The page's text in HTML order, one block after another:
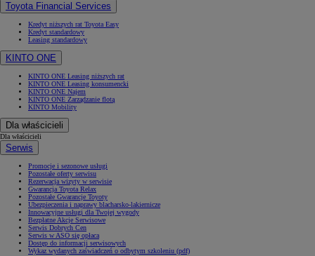
Toyota Financial Services
Kredyt niższych rat Toyota Easy
Kredyt standardowy
Leasing standardowy
KINTO ONE
KINTO ONE Leasing niższych rat
KINTO ONE Leasing konsumencki
KINTO ONE Najem
KINTO ONE Zarządzanie flotą
KINTO Mobility
Dla właścicieli
Dla właścicieli
Serwis
Promocje i sezonowe usługi
Pozostałe oferty serwisu
Rezerwacja wizyty w serwisie
Gwarancja Toyota Relax
Pozostałe Gwarancje Toyoty
Ubezpieczenia i naprawy blacharsko-lakiernicze
Innowacyjne usługi dla Twojej wygody
Bezpłatne Akcje Serwisowe
Serwis Dobrych Cen
Serwis w ASO się opłaca
Dostęp do informacji serwisowych
Wykaz wydanych zaświadczeń o odbytym szkoleniu (pdf)